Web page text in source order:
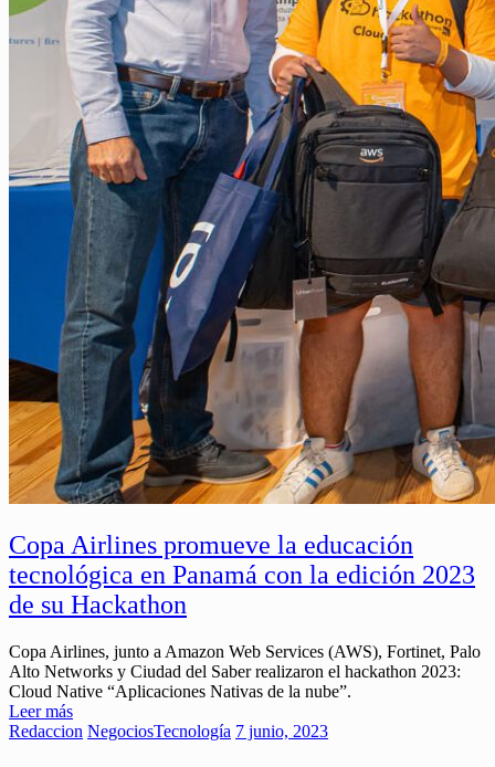
Copa Airlines promueve la educación
tecnológica en Panamá con la edición 2023
de su Hackathon
Copa Airlines, junto a Amazon Web Services (AWS), Fortinet, Palo
Alto Networks y Ciudad del Saber realizaron el hackathon 2023:
Cloud Native “Aplicaciones Nativas de la nube”.
Leer más
Redaccion NegociosTecnología 7 junio, 2023